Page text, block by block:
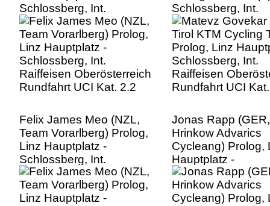
Schlossberg, Int.
Raiffeisen Oberösterreich
Rundfahrt UCI Kat. 2.2
Schlossberg, Int.
Raiffeisen
Rundfahrt UCI
Felix James Meo (NZL,
Team Vorarlberg) Prolog,
Linz Hauptplatz -
Schlossberg, Int.
Raiffeisen Oberösterreich
Rundfahrt UCI Kat. 2.2
Jonas Rapp (GER,
Hrinkow Advarics
Cycleang) Prolog,
Hauptplatz -
Schlossberg, Int.
Raiffeisen
Rundfahrt UCI